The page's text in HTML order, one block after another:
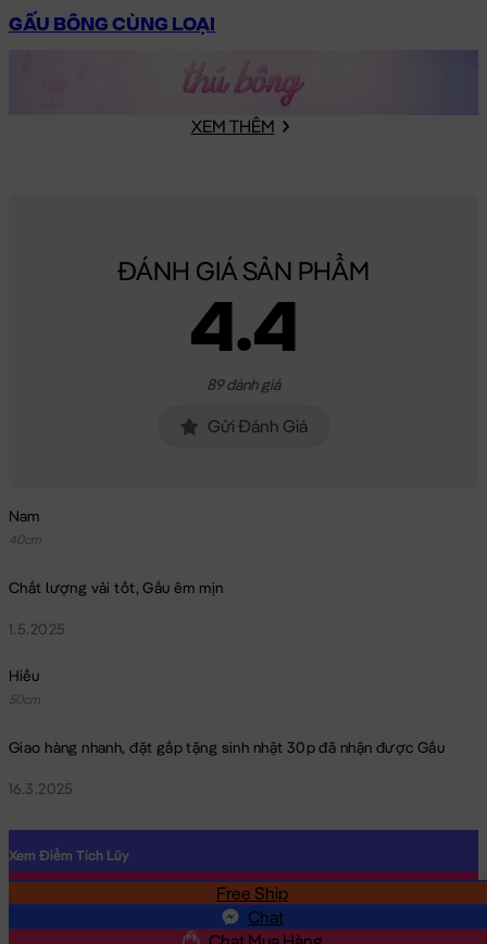
GẤU BÔNG CÙNG LOẠI
XEM THÊM
ĐÁNH GIÁ SẢN PHẨM
4.4
89 đánh giá
Gửi Đánh Giá
Nam
40cm
Chất lượng vải tốt, Gấu êm mịn
1.5.2025
Hiếu
50cm
Giao hàng nhanh, đặt gấp tặng sinh nhật 30p đã nhận được Gấu
16.3.2025
Free Ship
Chat
Xem Điểm Tích Lũy